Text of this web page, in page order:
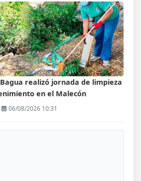
realizó jornada de limpieza
en el Malecón
06/08/2026 10:31